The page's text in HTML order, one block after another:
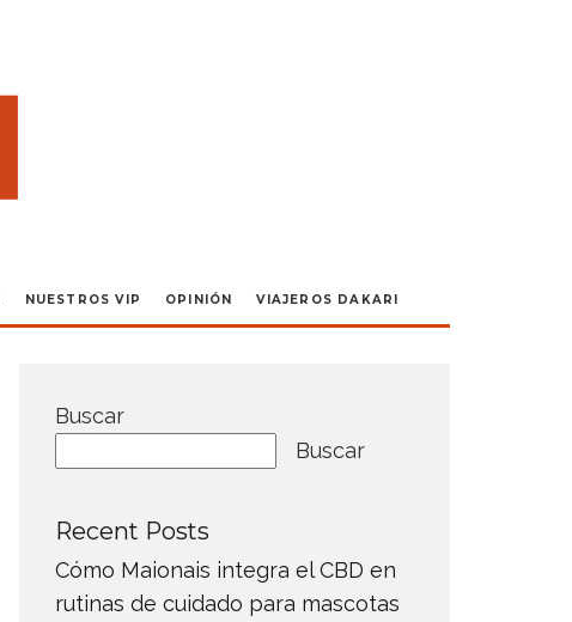
NUESTROS VIP OPINIÓN VIAJEROS DAKARI
Buscar
Buscar
Recent Posts
Cómo Maionais integra el CBD en
rutinas de cuidado para mascotas